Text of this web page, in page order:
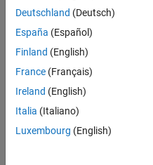
No se
han
traducido
todos
los
empleos.
Busque
por
ubicación
Deutschland (Deutsch)
España (Español)
Finland (English)
France (Français)
Ireland (English)
Italia (Italiano)
Luxembourg (English)